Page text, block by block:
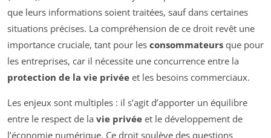
que leurs informations soient traitées, sauf dans certaines
situations précises. La compréhension de ce droit revêt une
importance cruciale, tant pour les consommateurs que pour
les entreprises, car il nécessite une concurrence entre la
protection de la vie privée et les besoins commerciaux.
Les enjeux sont multiples : il s’agit d’apporter un équilibre
entre le respect de la vie privée et le développement de
l’économie numérique. Ce droit soulève des questions